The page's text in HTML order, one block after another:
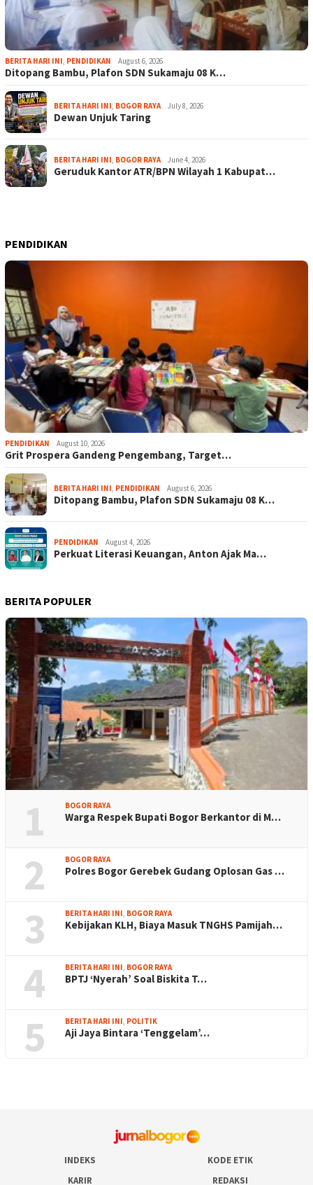
BERITA HARI INI, PENDIDIKAN August 6, 2026
Ditopang Bambu, Plafon SDN Sukamaju 08 K…
BERITA HARI INI, BOGOR RAYA July 8, 2026
Dewan Unjuk Taring
BERITA HARI INI, BOGOR RAYA June 4, 2026
Geruduk Kantor ATR/BPN Wilayah 1 Kabupat…
PENDIDIKAN
PENDIDIKAN August 10, 2026
Grit Prospera Gandeng Pengembang, Target…
BERITA HARI INI PENDIDIKAN August 6, 2026
Ditopang Bambu, Plafon SDN Sukamaju 08 K…
PENDIDIKAN August 4, 2026
Perkuat Literasi Keuangan, Anton Ajak Ma…
BERITA POPULER
1 BOGOR RAYA
Warga Respek Bupati Bogor Berkantor di M…
2 BOGOR RAYA
Polres Bogor Gerebek Gudang Oplosan Gas …
3 BERITA HARI INI BOGOR RAYA
Kebijakan KLH, Biaya Masuk TNGHS Pamijah…
4 BERITA HARI INI BOGOR RAYA
BPTJ ‘Nyerah’ Soal Biskita T…
5 BERITA HARI INI POLITIK
Aji Jaya Bintara ‘Tenggelam’…
INDEKS
KODE ETIK
KARIR
REDAKSI